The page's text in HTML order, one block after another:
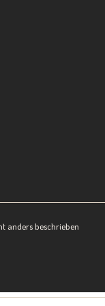
anders beschrieben